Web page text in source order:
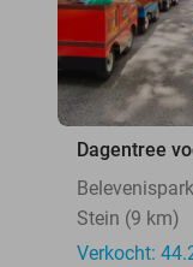
Dagentree
Stein (9 km)
Verkocht: